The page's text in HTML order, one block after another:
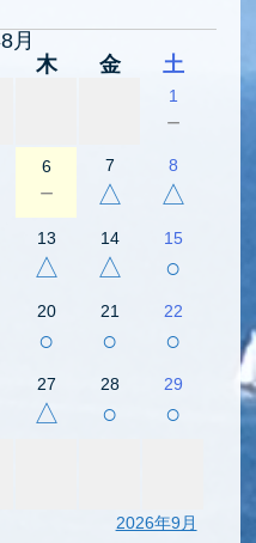
月
木 金 土
1
－
6
－
7
△
8
△
13
△
14
△
15
○
20
○
21
○
22
○
27
△
28
○
29
○
2026年9月